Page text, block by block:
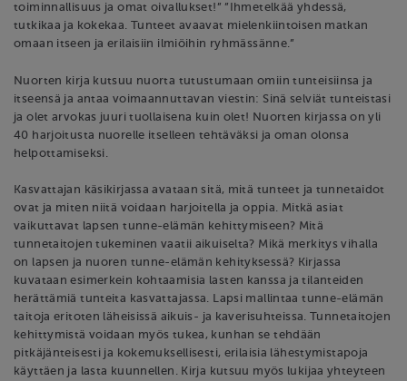
toiminnallisuus ja omat oivallukset!” ”Ihmetelkää yhdessä,
tutkikaa ja kokekaa. Tunteet avaavat mielenkiintoisen matkan
omaan itseen ja erilaisiin ilmiöihin ryhmässänne.”
Nuorten kirja kutsuu nuorta tutustumaan omiin tunteisiinsa ja
itseensä ja antaa voimaannuttavan viestin: Sinä selviät tunteistasi
ja olet arvokas juuri tuollaisena kuin olet! Nuorten kirjassa on yli
40 harjoitusta nuorelle itselleen tehtäväksi ja oman olonsa
helpottamiseksi.
Kasvattajan käsikirjassa avataan sitä, mitä tunteet ja tunnetaidot
ovat ja miten niitä voidaan harjoitella ja oppia. Mitkä asiat
vaikuttavat lapsen tunne-elämän kehittymiseen? Mitä
tunnetaitojen tukeminen vaatii aikuiselta? Mikä merkitys vihalla
on lapsen ja nuoren tunne-elämän kehityksessä? Kirjassa
kuvataan esimerkein kohtaamisia lasten kanssa ja tilanteiden
herättämiä tunteita kasvattajassa. Lapsi mallintaa tunne-elämän
taitoja eritoten läheisissä aikuis- ja kaverisuhteissa. Tunnetaitojen
kehittymistä voidaan myös tukea, kunhan se tehdään
pitkäjänteisesti ja kokemuksellisesti, erilaisia lähestymistapoja
käyttäen ja lasta kuunnellen. Kirja kutsuu myös lukijaa yhteyteen